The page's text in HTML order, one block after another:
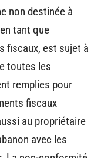
non destinée à
tant que
fiscaux, est sujet à
toutes les
remplies pour
fiscaux
au propriétaire
avec les